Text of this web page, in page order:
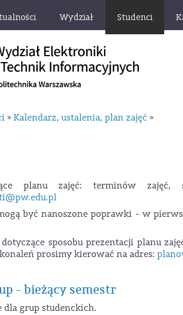
Wydział Studenci
» Kalendarz, ustalenia, plan zajęć »
planu zajęć: terminów
być nanoszone poprawki - w
sposobu prezentacji planu
prosimy kierować na adres:
- bieżący semestr
grup studenckich.